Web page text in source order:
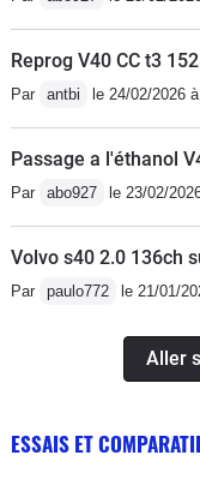
Reprog V40 CC t3
Par antbi le 24/02/2026
Passage a l'éthanol
Par abo927 le 23/02/
Volvo s40 2.0 136ch
Par paulo772 le 21/01/
Aller
ESSAIS ET